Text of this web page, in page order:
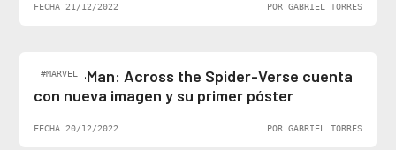
FECHA 21/12/2022 POR GABRIEL TORRES
#MARVEL
Spider-Man: Across the Spider-Verse cuenta
con nueva imagen y su primer póster
FECHA 20/12/2022 POR GABRIEL TORRES